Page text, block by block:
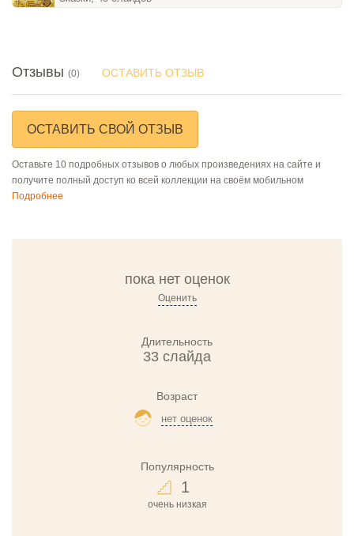
Отзывы (0) ОСТАВИТЬ ОТЗЫВ
ОСТАВИТЬ СВОЙ ОТЗЫВ
Оставьте 10 подробных отзывов о любых произведениях на сайте и
получите полный доступ ко всей коллекции на своём мобильном
Подробнее
пока нет оценок
Оценить
Длительность
33 слайда
Возраст
нет оценок
Популярность
1
очень низкая